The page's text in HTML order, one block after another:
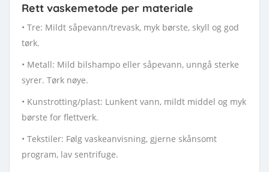
Rett vaskemetode per materiale
• Tre: Mildt såpevann/trevask, myk børste, skyll og god
tørk.
• Metall: Mild bilshampo eller såpevann, unngå sterke
syrer. Tørk nøye.
• Kunstrotting/plast: Lunkent vann, mildt middel og myk
børste for flettverk.
• Tekstiler: Følg vaskeanvisning, gjerne skånsomt
program, lav sentrifuge.